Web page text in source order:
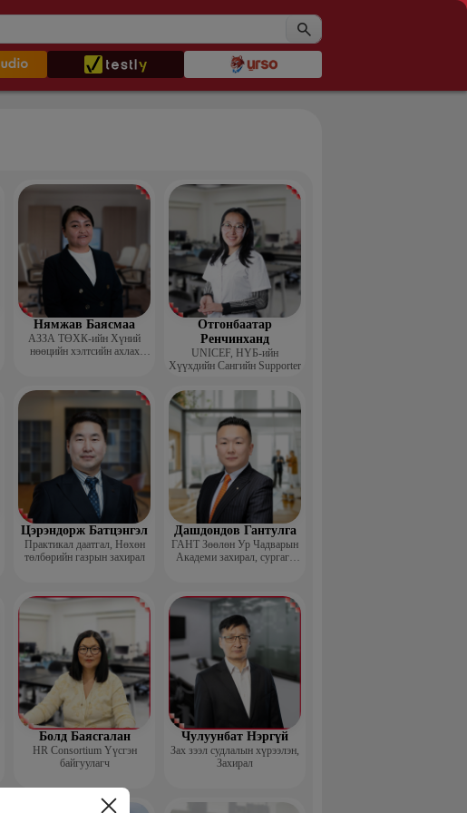
Нямжав Баясмаа
АЗЗА ТӨХК-ийн Хүний
нөөцийн хэлтсийн ахлах
Отгонбаатар
Ренчинханд
UNIСЕF, НҮБ-ийн
Хүүхдийн Сангийн Supporter
Цэрэндорж Батцэнгэл
Практикал даатгал, Нөхөн
төлбөрийн газрын захирал
Дашдондов Гантулга
ГАНТ Зөөлөн Ур Чадварын
Академи захирал, сургагч
Болд Баясгалан
HR Consortium Үүсгэн
байгуулагч
Чулуунбат Нэргүй
Зах зээл судлалын хүрээлэн,
Захирал